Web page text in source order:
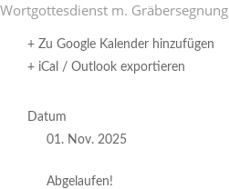
Wort­got­tes­dienst m. Gräbersegnung
+ Zu Google Kalender hinzufügen
+ iCal / Outlook exportieren
Datum
01. Nov. 2025
Abgelaufen!